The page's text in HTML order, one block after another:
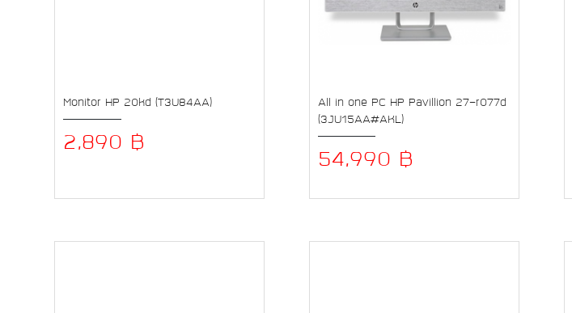
Monitor HP 20kd (T3U84AA)
2,890 ฿
All in one PC HP Pavillion 27-r077d
(3JU15AA#AKL)
54,990 ฿